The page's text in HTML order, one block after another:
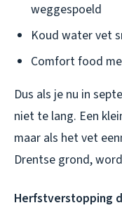
weggespoeld
Koud water vet
Comfort food
Dus als je nu in
niet te lang. Een
maar als het vet
Drentse grond,
Herfstverstopping